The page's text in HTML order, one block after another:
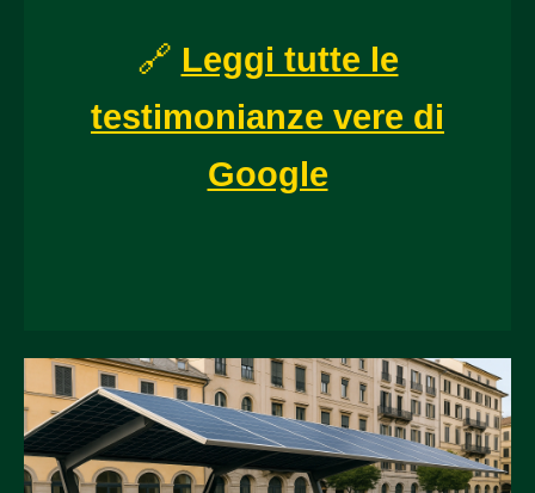
🔗 Leggi tutte le
testimonianze vere di
Google